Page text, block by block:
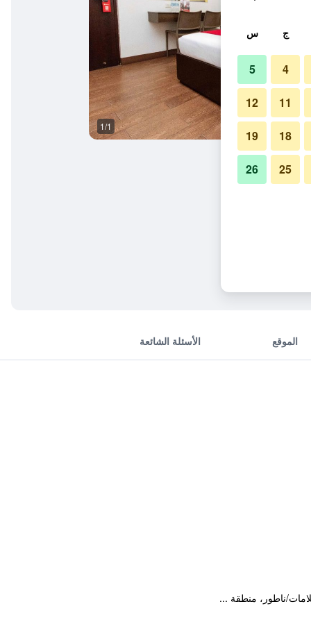
1/1
الموقع الأسئلة الشائعة
ج س
4
5
11
12
18
19
25
26